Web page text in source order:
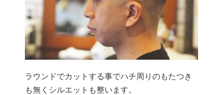
ラウンドでカットする事でハチ周りのもたつき
も無くシルエットも整います。